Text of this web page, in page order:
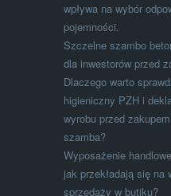
wpływa na wybór
pojemności.
Szczelne szambo
dla inwestorów przed
Dlaczego warto
higieniczny PZH i
wyrobu przed
szamba?
Wyposażenie
jak przekładają się na
sprzedaży w butiku?